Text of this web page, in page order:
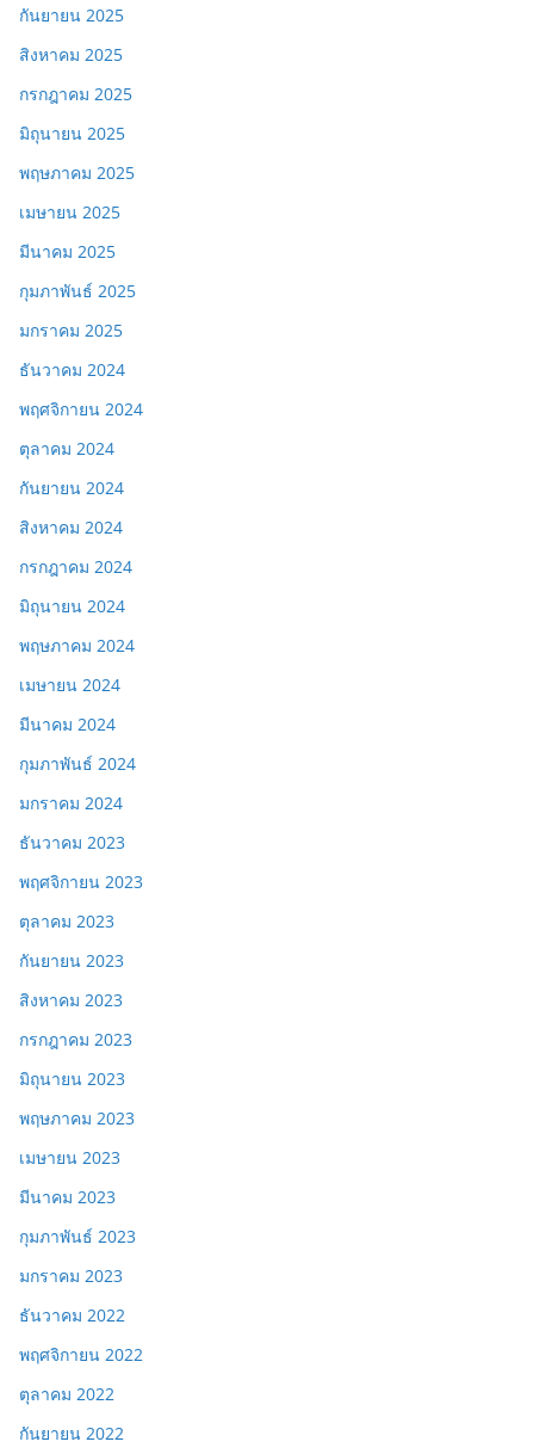
กันยายน 2025
สิงหาคม 2025
กรกฎาคม 2025
มิถุนายน 2025
พฤษภาคม 2025
เมษายน 2025
มีนาคม 2025
กุมภาพันธ์ 2025
มกราคม 2025
ธันวาคม 2024
พฤศจิกายน 2024
ตุลาคม 2024
กันยายน 2024
สิงหาคม 2024
กรกฎาคม 2024
มิถุนายน 2024
พฤษภาคม 2024
เมษายน 2024
มีนาคม 2024
กุมภาพันธ์ 2024
มกราคม 2024
ธันวาคม 2023
พฤศจิกายน 2023
ตุลาคม 2023
กันยายน 2023
สิงหาคม 2023
กรกฎาคม 2023
มิถุนายน 2023
พฤษภาคม 2023
เมษายน 2023
มีนาคม 2023
กุมภาพันธ์ 2023
มกราคม 2023
ธันวาคม 2022
พฤศจิกายน 2022
ตุลาคม 2022
กันยายน 2022